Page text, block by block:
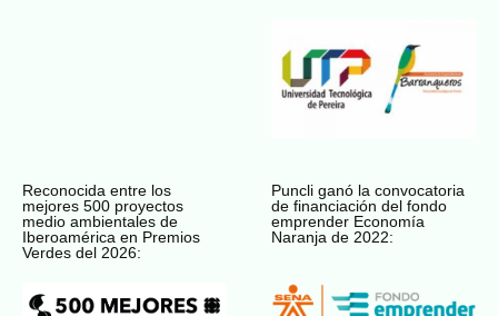
Reconocida entre los
mejores 500 proyectos
medio ambientales de
Iberoamérica en Premios
Verdes del 2026:
Puncli ganó la convocatoria
de financiación del fondo
emprender Economía
Naranja de 2022: